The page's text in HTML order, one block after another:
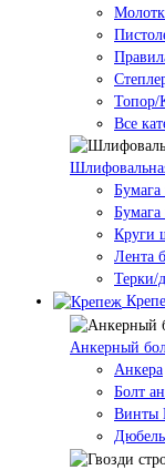
Топор/
Все
Бумага
Круги
Лента
Терки/
Анкерный
Анкера
Болт
Винты